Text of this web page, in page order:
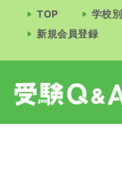
TOP 学校別
新規会員登録